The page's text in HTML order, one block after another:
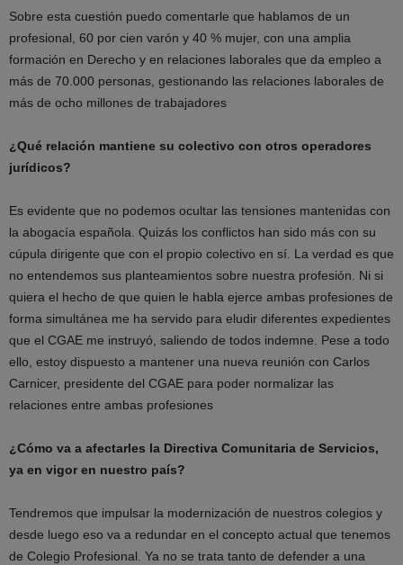
Sobre esta cuestión puedo comentarle que hablamos de un
profesional, 60 por cien varón y 40 % mujer, con una amplia
formación en Derecho y en relaciones laborales que da empleo a
más de 70.000 personas, gestionando las relaciones laborales de
más de ocho millones de trabajadores
¿Qué relación mantiene su colectivo con otros operadores
jurídicos?
Es evidente que no podemos ocultar las tensiones mantenidas con
la abogacía española. Quizás los conflictos han sido más con su
cúpula dirigente que con el propio colectivo en sí. La verdad es que
no entendemos sus planteamientos sobre nuestra profesión. Ni si
quiera el hecho de que quien le habla ejerce ambas profesiones de
forma simultánea me ha servido para eludir diferentes expedientes
que el CGAE me instruyó, saliendo de todos indemne. Pese a todo
ello, estoy dispuesto a mantener una nueva reunión con Carlos
Carnicer, presidente del CGAE para poder normalizar las
relaciones entre ambas profesiones
¿Cómo va a afectarles la Directiva Comunitaria de Servicios,
ya en vigor en nuestro país?
Tendremos que impulsar la modernización de nuestros colegios y
desde luego eso va a redundar en el concepto actual que tenemos
de Colegio Profesional. Ya no se trata tanto de defender a una